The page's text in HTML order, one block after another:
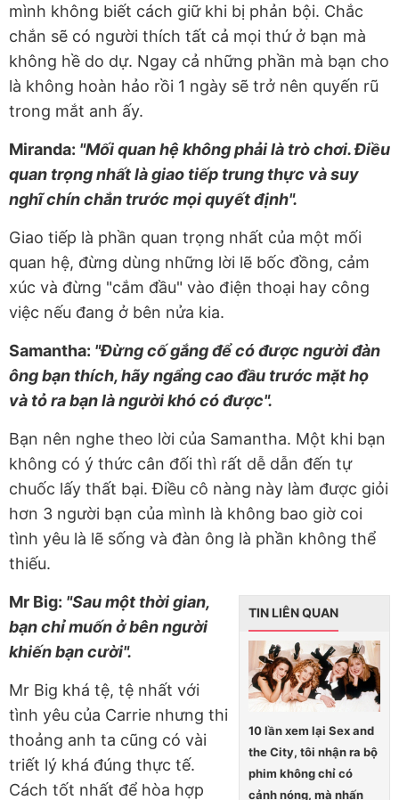
mình không biết cách giữ khi bị phản bội. Chắc
chắn sẽ có người thích tất cả mọi thứ ở bạn mà
không hề do dự. Ngay cả những phần mà bạn cho
là không hoàn hảo rồi 1 ngày sẽ trở nên quyến rũ
trong mắt anh ấy.
Miranda: "Mối quan hệ không phải là trò chơi. Điều
quan trọng nhất là giao tiếp trung thực và suy
nghĩ chín chắn trước mọi quyết định".
Giao tiếp là phần quan trọng nhất của một mối
quan hệ, đừng dùng những lời lẽ bốc đồng, cảm
xúc và đừng "cắm đầu" vào điện thoại hay công
việc nếu đang ở bên nửa kia.
Samantha: "Đừng cố gắng để có được người đàn
ông bạn thích, hãy ngẩng cao đầu trước mặt họ
và tỏ ra bạn là người khó có được".
Bạn nên nghe theo lời của Samantha. Một khi bạn
không có ý thức cân đối thì rất dễ dẫn đến tự
chuốc lấy thất bại. Điều cô nàng này làm được giỏi
hơn 3 người bạn của mình là không bao giờ coi
tình yêu là lẽ sống và đàn ông là phần không thể
thiếu.
TIN LIÊN QUAN
10 lần xem lại Sex and
the City, tôi nhận ra bộ
phim không chỉ có
cảnh nóng, mà nhấn
Mr Big: "Sau một thời gian,
bạn chỉ muốn ở bên người
khiến bạn cười".
Mr Big khá tệ, tệ nhất với
tình yêu của Carrie nhưng thi
thoảng anh ta cũng có vài
triết lý khá đúng thực tế.
Cách tốt nhất để hòa hợp